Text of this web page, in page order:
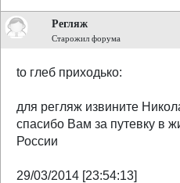
Регляж
Старожил форума
to глеб приходько:
для регляж извините
спасибо Вам за путевку в
России
29/03/2014 [23:54:13]